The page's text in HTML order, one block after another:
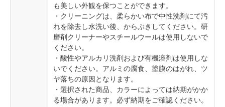
も美しい外観を保つことができます。
・クリーニングは、柔らかい布で中性洗剤にて汚
れを除去し水洗い後、からぶきしてください。研
磨剤クリーナーやスチールウールは使用しないで
ください。
・酸性やアルカリ洗剤および有機溶剤は使用しな
いでください。アルミの腐食、塗膜のはがれ、ツ
ヤ落ちの原因となります。
・選択された商品、カラーによっては納期がかか
る場合があります。必ず納期をご確認ください。